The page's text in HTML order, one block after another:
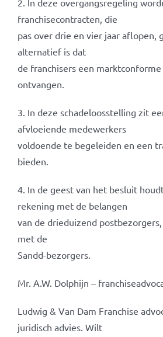
2. In deze overgangsregeling
franchisecontracten, die
pas over drie en vier jaar aflopen,
alternatief is dat
de franchisers een
ontvangen.
3. In deze schadeloosstelling zit
afvloeiende medewerkers
voldoende te begeleiden en een
bieden.
4. In de geest van het besluit
rekening met de belangen
van de drieduizend
met de
Sandd-bezorgers.
Mr. A.W. Dolphijn –
Ludwig & Van Dam Franchise
juridisch advies. Wilt